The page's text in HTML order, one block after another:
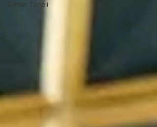
Zaman Tüneli